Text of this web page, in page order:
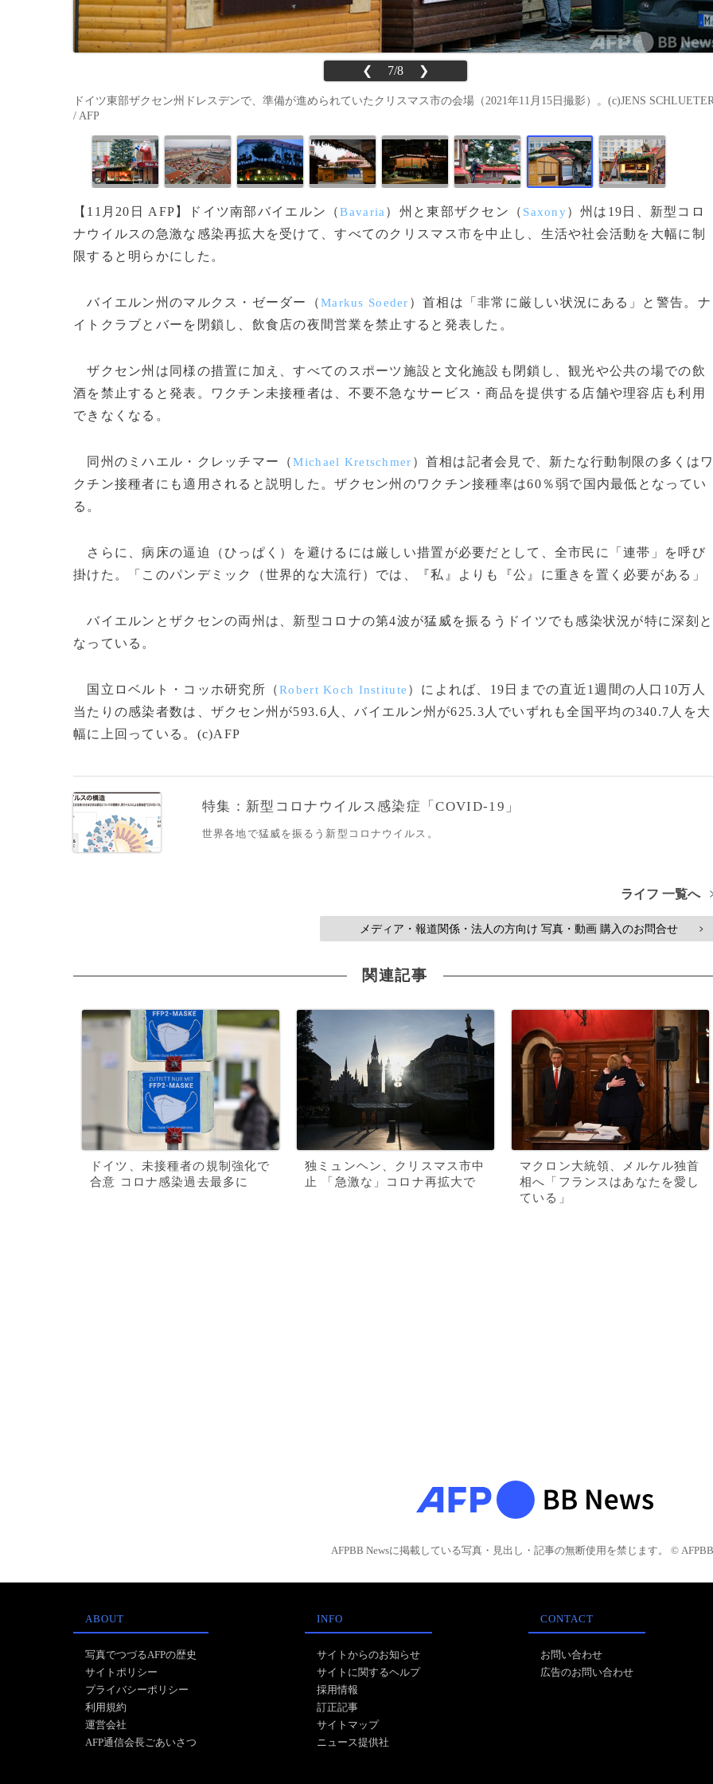
❮ 7/8 ❯
ドイツ東部ザクセン州ドレスデンで、準備が進められていたクリスマス市の会場（2021年11月15日撮影）。(c)JENS
/ AFP
【11月20日 AFP】ドイツ南部バイエルン（Bavaria ）州と東部ザクセン（ Saxony）州は19日、新型コロ
ナウイルスの急激な感染再拡大を受けて、すべてのクリスマス市を中止し、生活や社会活動を大幅に制
限すると明らかにした。
バイエルン州のマルクス・ゼーダー（Markus Soeder ）首相は「非常に厳しい状況にある」と警告。ナ
イトクラブとバーを閉鎖し、飲食店の夜間営業を禁止すると発表した。
ザクセン州は同様の措置に加え、すべてのスポーツ施設と文化施設も閉鎖し、観光や公共の場での飲
酒を禁止すると発表。ワクチン未接種者は、不要不急なサービス・商品を提供する店舗や理容店も利用
できなくなる。
同州のミハエル・クレッチマー（Michael Kretschmer ）首相は記者会見で、新たな行動制限の多くは
クチン接種者にも適用されると説明した。ザクセン州のワクチン接種率は60％弱で国内最低となってい
る。
さらに、病床の逼迫（ひっぱく）を避けるには厳しい措置が必要だとして、全市民に「連帯」を呼び
掛けた。「このパンデミック（世界的な大流行）では、『私』よりも『公』に重きを置く必要がある」
バイエルンとザクセンの両州は、新型コロナの第4波が猛威を振るうドイツでも感染状況が特に深刻と
なっている。
国立ロベルト・コッホ研究所（Robert Koch Institute ）によれば、19日までの直近1週間の人口10万人
当たりの感染者数は、ザクセン州が593.6人、バイエルン州が625.3人でいずれも全国平均の340.7人を大
幅に上回っている。(c)AFP
特集：新型コロナウイルス感染症「COVID-19」
世界各地で猛威を振るう新型コロナウイルス。
ライフ 一覧へ
メディア・報道関係・法人の方向け 写真・動画 購入のお問合せ >
関連記事
ドイツ、未接種者の規制強化で
合意 コロナ感染過去最多に
独ミュンヘン、クリスマス市中
止 「急激な」コロナ再拡大で
マクロン大統領、メルケル独首
相へ「フランスはあなたを愛し
ている」
AFPBB Newsに掲載している写真・見出し・記事の無断使用を禁じます。 © AFPBB
ABOUT
写真でつづるAFPの歴史
サイトポリシー
プライバシーポリシー
利用規約
運営会社
AFP通信会長ごあいさつ
INFO
サイトからのお知らせ
サイトに関するヘルプ
採用情報
訂正記事
サイトマップ
ニュース提供社
CONTACT
お問い合わせ
広告のお問い合わせ